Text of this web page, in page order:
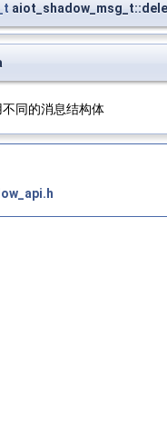
同的消息结构体